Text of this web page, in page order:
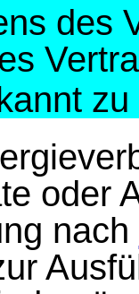
des
oder
nach